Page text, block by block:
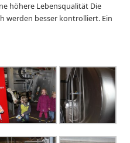
höhere Lebensqualität Die
werden besser kontrolliert. Ein